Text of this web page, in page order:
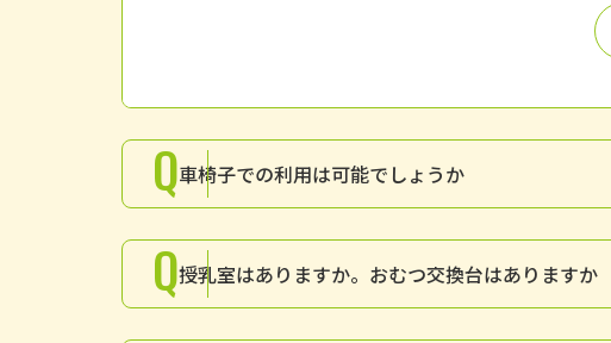
Q車椅子での利用は可能でしょうか
Q授乳室はありますか。おむつ交換台はありますか